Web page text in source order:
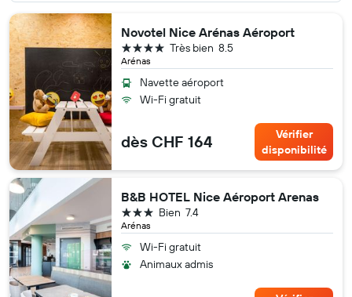
Novotel Nice Arénas Aéroport
Arénas
8.5
Très bien
4 étoiles
Navette aéroport
Wi-Fi gratuit
dès CHF 164
Vérifier
disponibilité
B&B HOTEL Nice Aéroport Arenas
Arénas
7.4
Bien
3 étoiles
Wi-Fi gratuit
Animaux admis